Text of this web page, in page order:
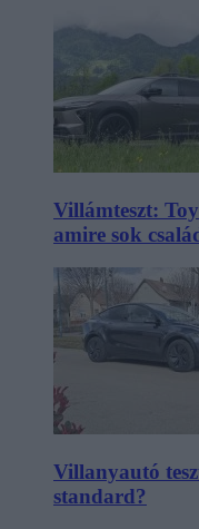
Villámteszt:
amire sok
Villanyautó
standard?